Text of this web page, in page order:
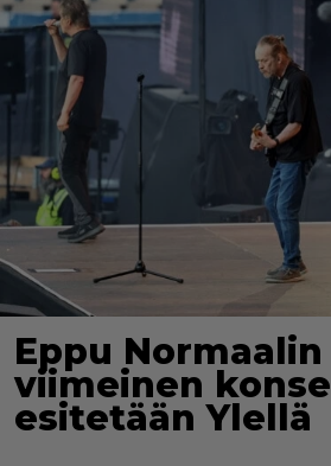
Eppu Normaalin
viimeinen
esitetään Ylellä